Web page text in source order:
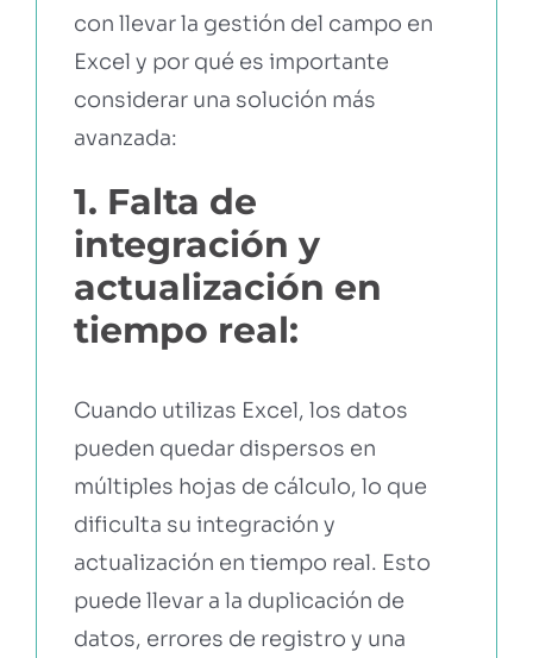
con llevar la gestión del campo en
Excel y por qué es importante
considerar una solución más
avanzada:
1. Falta de
integración y
actualización en
tiempo real:
Cuando utilizas Excel, los datos
pueden quedar dispersos en
múltiples hojas de cálculo, lo que
dificulta su integración y
actualización en tiempo real. Esto
puede llevar a la duplicación de
datos, errores de registro y una